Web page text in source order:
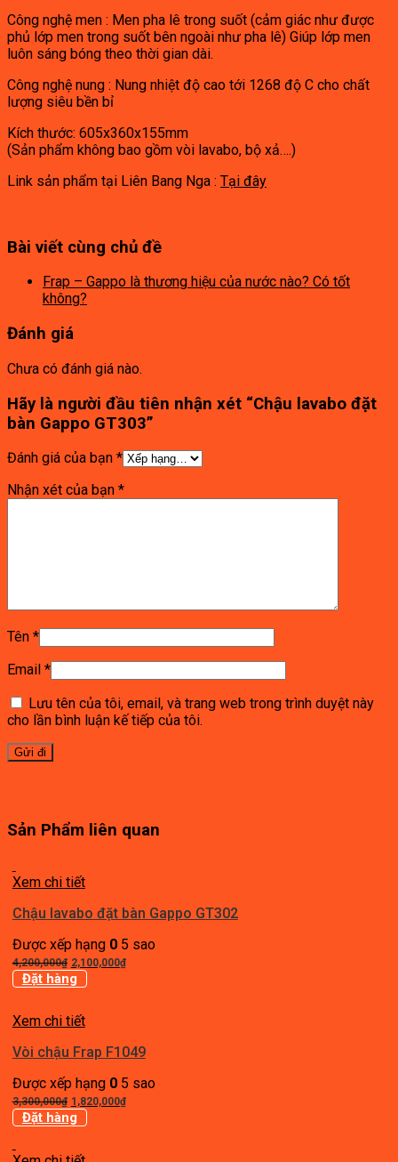
Công nghệ men : Men pha lê trong suốt (cảm giác như được
phủ lớp men trong suốt bên ngoài như pha lê) Giúp lớp men
luôn sáng bóng theo thời gian dài.
Công nghệ nung : Nung nhiệt độ cao tới 1268 độ C cho chất
lượng siêu bền bỉ
Kích thước: 605x360x155mm
(Sản phẩm không bao gồm vòi lavabo, bộ xả….)
Link sản phẩm tại Liên Bang Nga : Tại đây
Bài viết cùng chủ đề
Frap – Gappo là thương hiệu của nước nào? Có tốt
không?
Đánh giá
Chưa có đánh giá nào.
Hãy là người đầu tiên nhận xét “Chậu lavabo đặt
bàn Gappo GT303”
Đánh giá của bạn *
Nhận xét của bạn *
Tên *
Email *
Lưu tên của tôi, email, và trang web trong trình duyệt này
cho lần bình luận kế tiếp của tôi.
Sản Phẩm liên quan
Xem chi tiết
Chậu lavabo đặt bàn Gappo GT302
Được xếp hạng 05 sao
4,200,000₫ Giá
gốc
4,200,000₫.
2,100,000₫Giá
Đặt hàng
Xem chi tiết
Vòi chậu Frap F1049
Được xếp hạng 05 sao
3,300,000₫ Giá
gốc
3,300,000₫.
1,820,000₫Giá
Đặt hàng